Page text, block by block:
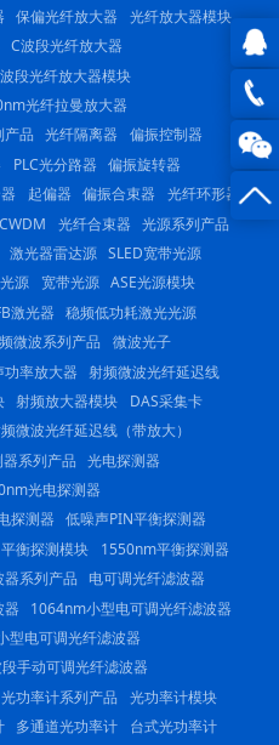
QQ在
线咨
询
0816
保偏光纤放大器
光纤放大器模块
C波段光纤放大器
段光纤放大器模块
光纤拉曼放大器
产品 光纤隔离器
偏振控制器
PLC光分路器
偏振旋转器
起偏器 偏振合束器
光纤环形器
光纤合束器
光源系列产品
激光器雷达源 SLED宽带光源
源 宽带光源 ASE光源模块
激光器 稳频低功耗激光光源
微波系列产品
微波光子
率放大器 射频微波光纤延迟线
射频放大器模块
DAS采集卡
微波光纤延迟线（带放大）
系列产品 光电探测器
光电探测器
探测器 低噪声PIN平衡探测器
平衡探测模块
1550nm平衡探测器
系列产品
电可调光纤滤波器
器
1064nm小型电可调光纤滤波器
型电可调光纤滤波器
手动可调光纤滤波器
光功率计系列产品
光功率计模块
多通道光功率计 台式光功率计